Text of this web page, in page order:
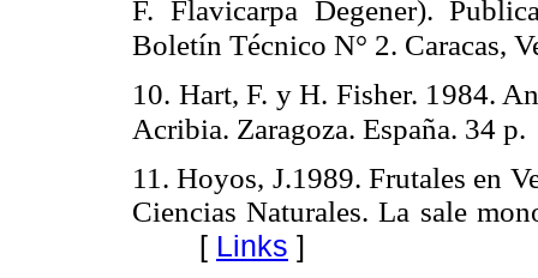
F. Flavicarpa Degener).
Boletín Técnico N° 2. Caracas,
10. Hart, F. y H. Fisher. 1984.
Acribia. Zaragoza. España. 34 p.
11. Hoyos, J.1989. Frutales en
Ciencias Naturales. La sale
[ Links ]